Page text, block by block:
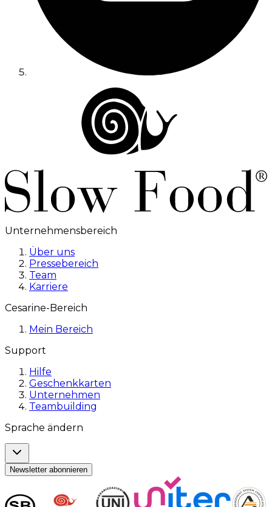
Unternehmensbereich
Über uns
Pressebereich
Team
Karriere
Cesarine-Bereich
Mein Bereich
Support
Hilfe
Geschenkkarten
Unternehmen
Teambuilding
Sprache ändern
Newsletter abonnieren